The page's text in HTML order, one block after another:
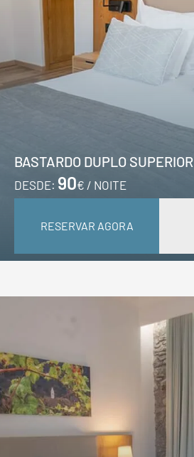
BASTARDO DUPLO SUPERIOR
DESDE: 90€ / NOITE
RESERVAR AGORA